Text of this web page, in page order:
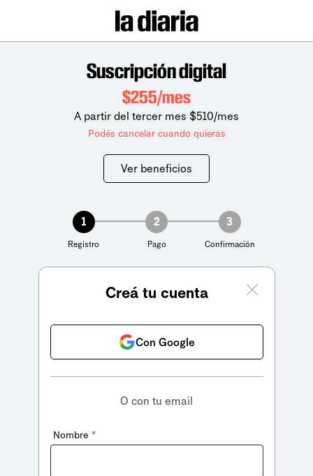
Suscripción digital
$255/mes
A partir del tercer mes $510/mes
Podés cancelar cuando quieras
Ver beneficios
1
Registro
2
Pago
3
Confirmación
Creá tu cuenta
Con Google
O con tu email
Nombre *